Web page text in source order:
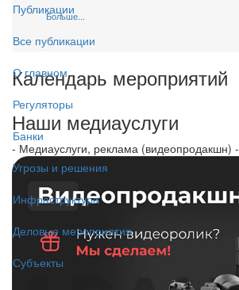
Публикации
Все публикации
О главном
Регуляторы
Банки
Угрозы и решения
Инфраструктура
Деловые мероприятия
Субъекты
Больше...
Календарь мероприятий
Наши медиауслуги
- Медиауслуги, реклама (видеопродакшн) -